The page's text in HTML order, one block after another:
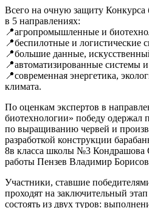
Всего на очную защиту
в 5 направлениях:
📍агропромышленные и
📍беспилотные и логистические
📍большие данные,
📍автоматизированные системы и
📍современная энергетика,
климата.
По оценкам экспертов в
биотехнологии» победу
по выращиванию червей и
разработкой конструкции
8в класса школы №3 Кондрашова
работы Пензев Владимир
Участники, ставшие
проходят на заключительный
состоять из двух туров: